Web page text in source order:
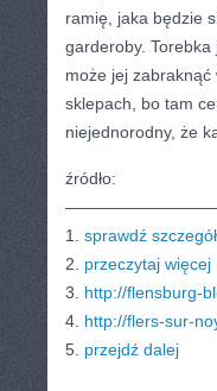
ramię, jaka będzie
garderoby. Torebka
może jej zabraknąć
sklepach, bo tam
niejednorodny, że
źródło:
1. sprawdź
2. przeczytaj więcej
3. http://flensburg-
4. http://flers-sur-
5. przejdź dalej